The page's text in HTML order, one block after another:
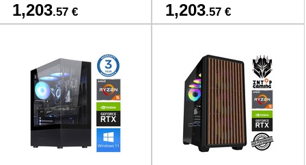
1,203.57 € 1,203.57 €